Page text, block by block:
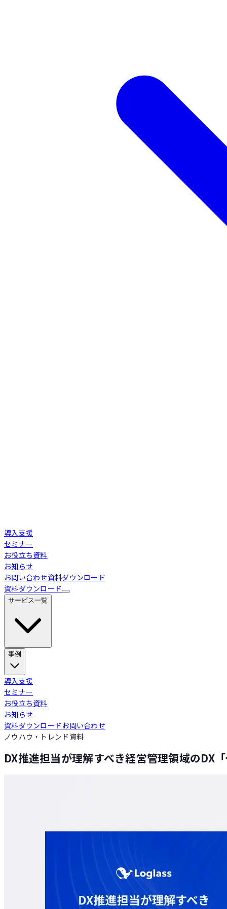
導入支援
セミナー
お役立ち資料
お知らせ
お問い合わせ資料ダウンロード
資料ダウンロード
サービス一覧
Loglass 経営管理
Loglass 人員計画
Loglass 設備投資計画
事例
導入事例
導入支援
セミナー
お役立ち資料
お知らせ
資料ダウンロードお問い合わせ
ノウハウ・トレンド資料
DX推進担当が理解すべき経営管理領域のDX